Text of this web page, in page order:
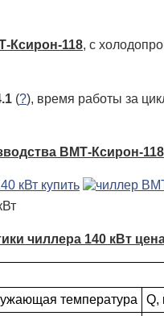
Ксирон-118, с
(?), время работы за
ВМТ-Ксирон-118
чиллера 140 кВт
температура Q,